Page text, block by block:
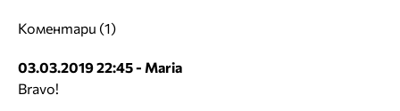
Коментари (1)
03.03.2019 22:45 - Maria
Bravo!